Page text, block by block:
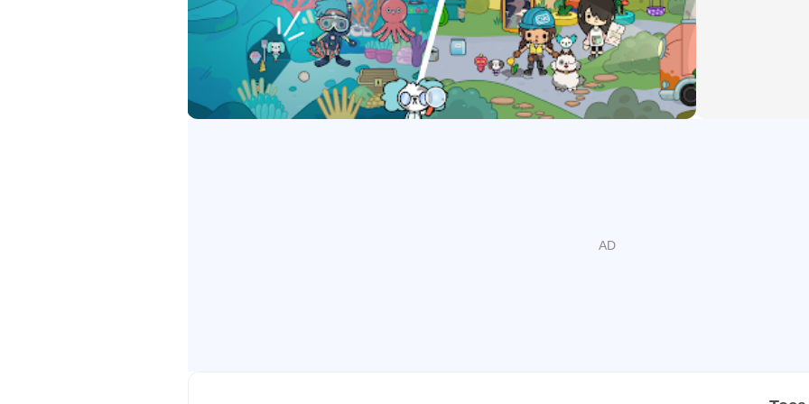
لدور مختلف، مثل صاحب متجر، طبيبة حيوانات، طفل في حفلة مبيت، أو زائر جديد في المدينة.
لكنه يجعل اللعب أكثر ارتباطًا بخيال الطفل. عندما تكون الشخصية مصممة بعناية، يصبح من الأسهل
تكرارها في قصص متعددة أو بناء عائلة كاملة داخل المنزل. هذا الجانب مهم لمن يبحث عن تحميل Toca Boca World كلعبة تركز على التعبير
بالقصة. غرفة الطعام قد تصبح مكانًا لحفلة عائلية، والمتجر الصغير قد يتحول إلى مشروع يديره طفل